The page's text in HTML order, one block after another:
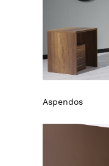
Aspendos